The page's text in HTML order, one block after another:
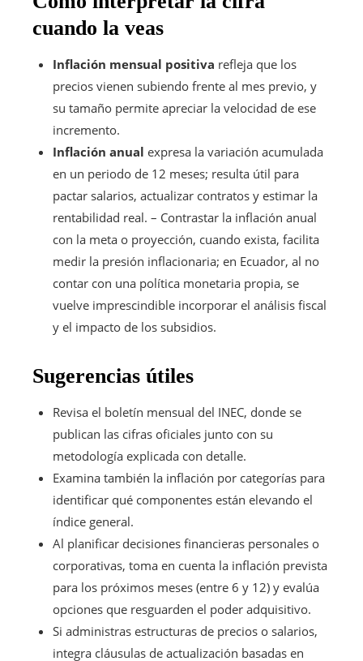
cuando la veas
Inflación mensual positiva refleja que los
precios vienen subiendo frente al mes previo, y
su tamaño permite apreciar la velocidad de ese
incremento.
Inflación anual expresa la variación acumulada
en un periodo de 12 meses; resulta útil para
pactar salarios, actualizar contratos y estimar la
rentabilidad real. – Contrastar la inflación anual
con la meta o proyección, cuando exista, facilita
medir la presión inflacionaria; en Ecuador, al no
contar con una política monetaria propia, se
vuelve imprescindible incorporar el análisis fiscal
y el impacto de los subsidios.
Sugerencias útiles
Revisa el boletín mensual del INEC, donde se
publican las cifras oficiales junto con su
metodología explicada con detalle.
Examina también la inflación por categorías para
identificar qué componentes están elevando el
índice general.
Al planificar decisiones financieras personales o
corporativas, toma en cuenta la inflación prevista
para los próximos meses (entre 6 y 12) y evalúa
opciones que resguarden el poder adquisitivo.
Si administras estructuras de precios o salarios,
integra cláusulas de actualización basadas en